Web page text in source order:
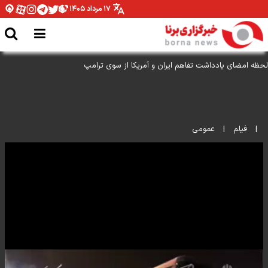
۱۷ مرداد ۱۴۰۵
لحظه امضای یادداشت تفاهم ایران و آمریکا از سوی ترامپ
| فیلم | عمومی